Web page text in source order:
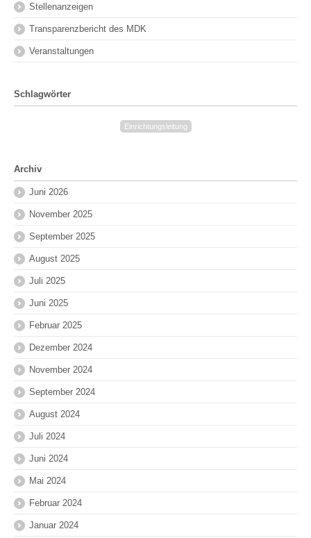
Stellenanzeigen
Transparenzbericht des MDK
Veranstaltungen
Schlagwörter
Einrichtungsleitung
Archiv
Juni 2026
November 2025
September 2025
August 2025
Juli 2025
Juni 2025
Februar 2025
Dezember 2024
November 2024
September 2024
August 2024
Juli 2024
Juni 2024
Mai 2024
Februar 2024
Januar 2024